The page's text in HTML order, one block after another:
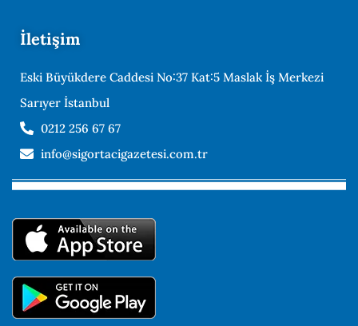
İletişim
Eski Büyükdere Caddesi No:37 Kat:5 Maslak İş Merkezi
Sarıyer İstanbul
0212 256 67 67
info@sigortacigazetesi.com.tr